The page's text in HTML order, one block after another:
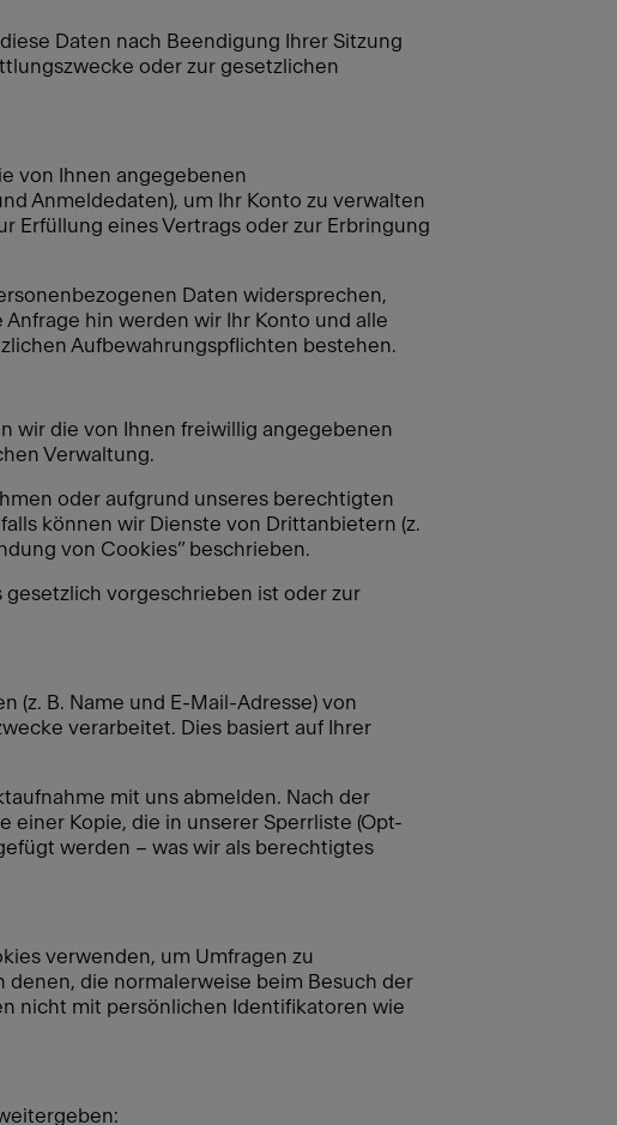
Daten nach Beendigung Ihrer Sitzung
oder zur gesetzlichen
von Ihnen angegebenen
Anmeldedaten), um Ihr Konto zu verwalten
Erfüllung eines Vertrags oder zur Erbringung
Daten widersprechen,
hin werden wir Ihr Konto und alle
Aufbewahrungspflichten bestehen.
wir die von Ihnen freiwillig angegebenen
Verwaltung.
oder aufgrund unseres berechtigten
können wir Dienste von Drittanbietern (z.
von Cookies” beschrieben.
gesetzlich vorgeschrieben ist oder zur
(z. B. Name und E-Mail-Adresse) von
verarbeitet. Dies basiert auf Ihrer
mit uns abmelden. Nach der
einer Kopie, die in unserer Sperrliste (Opt-
werden – was wir als berechtigtes
verwenden, um Umfragen zu
die normalerweise beim Besuch der
nicht mit persönlichen Identifikatoren wie